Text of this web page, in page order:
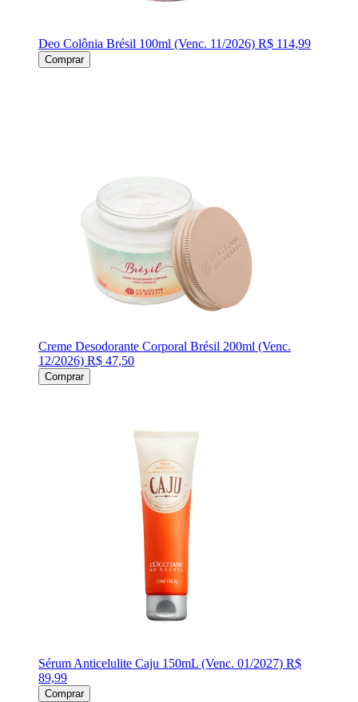
Deo Colônia Brésil 100ml (Venc. 11/2026) R$ 114,99
Comprar
Creme Desodorante Corporal Brésil 200ml (Venc.
12/2026) R$ 47,50
Comprar
Sérum Anticelulite Caju 150mL (Venc. 01/2027) R$
89,99
Comprar